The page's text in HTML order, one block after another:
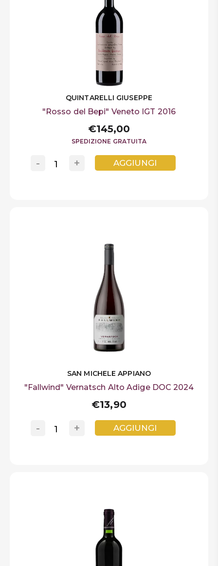
QUINTARELLI GIUSEPPE
"Rosso del Bepi" Veneto IGT 2016
€145,00
SPEDIZIONE GRATUITA
+
- AGGIUNGI
SAN MICHELE APPIANO
"Fallwind" Vernatsch Alto Adige DOC 2024
€13,90
+
- AGGIUNGI